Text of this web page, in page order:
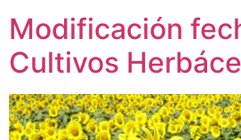
Modificación
Cultivos